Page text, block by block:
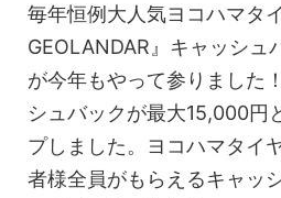
毎年恒例大人気ヨコハマタ
GEOLANDAR』キャッシュ
が今年もやって参りました
シュバックが最大15,000円
プしました。ヨコハマタイ
者様全員がもらえるキャッ